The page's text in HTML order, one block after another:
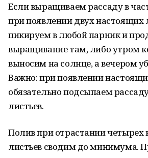
Если выращиваем рассаду в
при появлении двух настоящих
пикируем в любой парник и
выращивание там, либо утром
выносим на солнце, а вечером
Важно: при появлении
обязательно подсыпаем
листьев.
Полив при отрастании четырех
листьев сводим до минимума.